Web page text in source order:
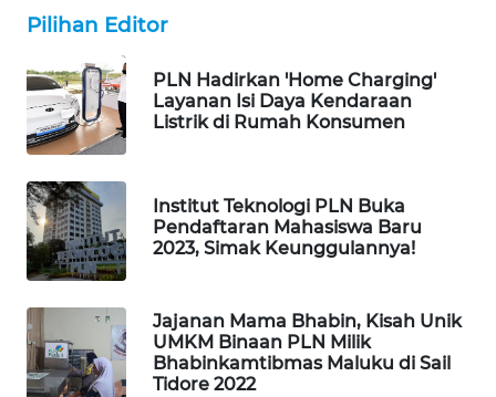
Pilihan Editor
PLN Hadirkan 'Home Charging'
Layanan Isi Daya Kendaraan
Listrik di Rumah Konsumen
Institut Teknologi PLN Buka
Pendaftaran Mahasiswa Baru
2023, Simak Keunggulannya!
Jajanan Mama Bhabin, Kisah Unik
UMKM Binaan PLN Milik
Bhabinkamtibmas Maluku di Sail
Tidore 2022
PORTAL
KONSUMEN
FORWAMKI
ALPERKLINAS
FORJASIDA
TAMBANG
SITUNGIR
NEWS